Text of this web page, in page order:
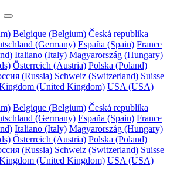
Belgique (Belgium) Česká republika
(Germany) España (Spain) France
Italiano (Italy) Magyarország (Hungary)
Österreich (Austria) Polska (Poland)
(Russia) Schweiz (Switzerland) Suisse
(United Kingdom) USA (USA)
Belgique (Belgium) Česká republika
(Germany) España (Spain) France
Italiano (Italy) Magyarország (Hungary)
Österreich (Austria) Polska (Poland)
(Russia) Schweiz (Switzerland) Suisse
(United Kingdom) USA (USA)